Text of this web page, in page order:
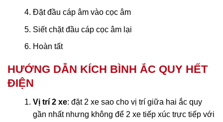
Đặt đầu cáp âm vào cọc âm
Siết chặt đầu cáp cọc âm lại
Hoàn tất
HƯỚNG DẪN KÍCH BÌNH ẮC QUY HẾT
ĐIỆN
Vị trí 2 xe: đặt 2 xe sao cho vị trí giữa hai ắc quy
gần nhất nhưng không để 2 xe tiếp xúc trực tiếp với